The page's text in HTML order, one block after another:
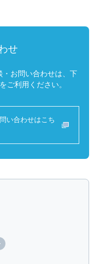
せ
お問い合わせは、下
ご利用ください。
い合わせはこち